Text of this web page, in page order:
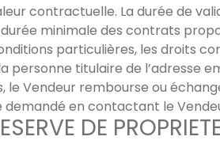
contractuelle. La durée de
minimale des contrats
particulières, les droits
personne titulaire de l’adresse
Vendeur rembourse ou
en contactant le
DE